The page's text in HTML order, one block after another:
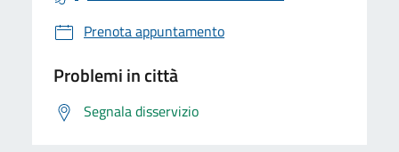
Prenota appuntamento
Problemi in città
Segnala disservizio